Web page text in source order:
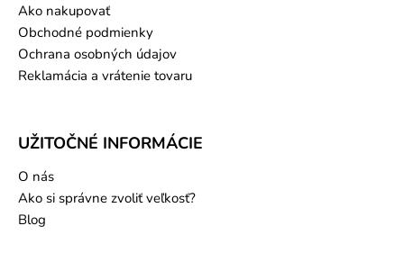
Ako nakupovať
Obchodné podmienky
Ochrana osobných údajov
Reklamácia a vrátenie tovaru
UŽITOČNÉ INFORMÁCIE
O nás
Ako si správne zvoliť veľkosť?
Blog